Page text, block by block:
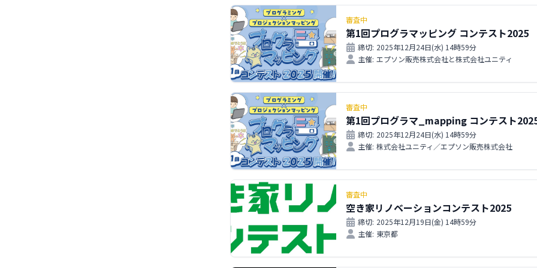
審査中
第1回プログラマッピング コンテスト2025
締切: 2025年12月24日(水) 14時59分
主催: エプソン販売株式会社と株式会社ユニティ
審査中
第1回プログラマ_mapping コンテスト
締切: 2025年12月24日(水) 14時59分
主催: 株式会社ユニティ／エプソン販売株式会社
審査中
空き家リノベーションコンテスト2025
締切: 2025年12月19日(金) 14時59分
主催: 東京都